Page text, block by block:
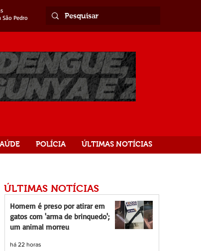
Pedro
POLÍCIA ÚLTIMAS NOTÍCIAS
ÚLTIMAS NOTÍCIAS
Homem é preso por atirar em
gatos com 'arma de brinquedo';
um animal morreu
há 22 horas